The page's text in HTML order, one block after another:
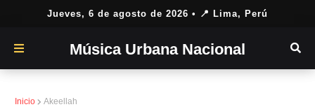
Jueves, 6 de agosto de 2026 • 📍 Lima, Perú
Música Urbana Nacional
Inicio Akeellah